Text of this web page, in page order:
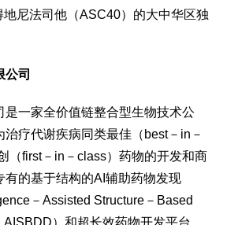
尼法司他（ASC40）的大中华区独
公司
是一家全价值链整合型生物技术公
治疗代谢疾病同类最佳（best－in－
（first－in－class）药物的开发和商
有的基于结构的AI辅助药物发现
－Assisted Structure－Based
AISBDD）和超长效药物开发平台